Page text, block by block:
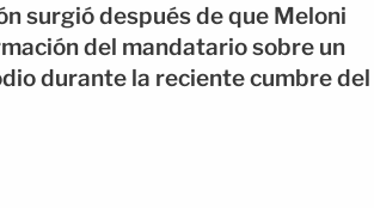
surgió después de que Meloni
del mandatario sobre un
durante la reciente cumbre del